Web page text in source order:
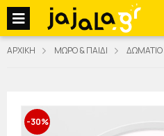
jajala Menu
ΑΡΧΙΚΗ ΜΩΡΟ & ΠΑΙΔΙ ΔΩΜΑΤΙΟ
-30%